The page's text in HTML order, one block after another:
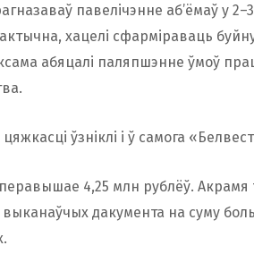
павелічэнне аб’ёмаў у 2–3
хацелі сфарміраваць
абяцалі паляпшэнне ўмоў
ўзніклі і ў самога
4,25 млн рублёў. Акрамя
дакумента на суму